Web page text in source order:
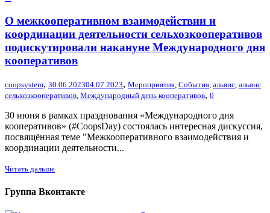
О межкооперативном взаимодействии и
координации деятельности сельхозкооперативов
подискутировали накануне Международного дня
кооперативов
coopsystem, 30.06.202304.07.2023, Мероприятия События альянс альянс
сельхозкооперативов Международный день кооперативов, 0
30 июня в рамках празднования «Международного дня
кооперативов» (#CoopsDay) состоялась интересная дискуссия,
посвящённая теме "Межкооперативного взаимодействия и
координации деятельности...
Читать дальше
Группа Вконтакте